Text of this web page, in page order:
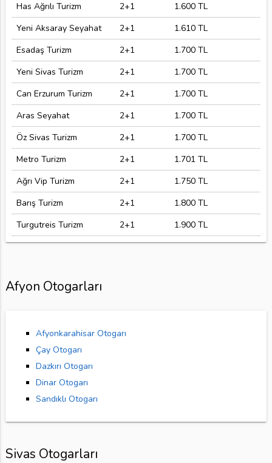
Has Ağrılı Turizm
2+1
1.600 TL
Yeni Aksaray Seyahat
2+1
1.610 TL
Esadaş Turizm
2+1
1.700 TL
Yeni Sivas Turizm
2+1
1.700 TL
Can Erzurum Turizm
2+1
1.700 TL
Aras Seyahat
2+1
1.700 TL
Öz Sivas Turizm
2+1
1.700 TL
Metro Turizm
2+1
1.701 TL
Ağrı Vip Turizm
2+1
1.750 TL
Barış Turizm
2+1
1.800 TL
Turgutreis Turizm
2+1 1.900 TL
Afyon Otogarları
Afyonkarahisar Otogarı
Çay Otogarı
Dazkırı Otogarı
Dinar Otogarı
Sandıklı Otogarı
Sivas Otogarları